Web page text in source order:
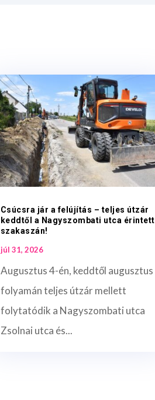
Csúcsra jár a felújítás – teljes útzár
keddtől a Nagyszombati utca érintett
szakaszán!
júl 31, 2026
Augusztus 4-én, keddtől augusztus
folyamán teljes útzár mellett
folytatódik a Nagyszombati utca
Zsolnai utca és...